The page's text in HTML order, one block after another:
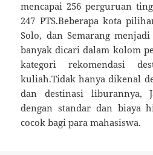
mencapai 256 perguruan
247 PTS.Beberapa kota
Solo, dan Semarang
banyak dicari dalam kolom
kategori rekomendasi
kuliah.Tidak hanya dikenal
dan destinasi liburannya,
dengan standar dan biaya
cocok bagi para mahasiswa.